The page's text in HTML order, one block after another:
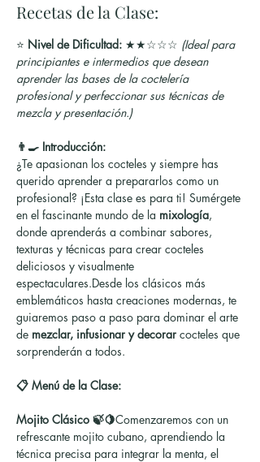
Recetas de la Clase:
⭐ Nivel de Dificultad: ★★☆☆☆ (Ideal para
principiantes e intermedios que desean
aprender las bases de la coctelería
profesional y perfeccionar sus técnicas de
mezcla y presentación.)
👨‍🍳 Introducción:
¿Te apasionan los cocteles y siempre has
querido aprender a prepararlos como un
profesional? ¡Esta clase es para ti! Sumérgete
en el fascinante mundo de la mixología,
donde aprenderás a combinar sabores,
texturas y técnicas para crear cocteles
deliciosos y visualmente
espectaculares.Desde los clásicos más
emblemáticos hasta creaciones modernas, te
guiaremos paso a paso para dominar el arte
de mezclar, infusionar y decorar cocteles que
sorprenderán a todos.
📋 Menú de la Clase:
Mojito Clásico 🍃🍋Comenzaremos con un
refrescante mojito cubano, aprendiendo la
técnica precisa para integrar la menta, el